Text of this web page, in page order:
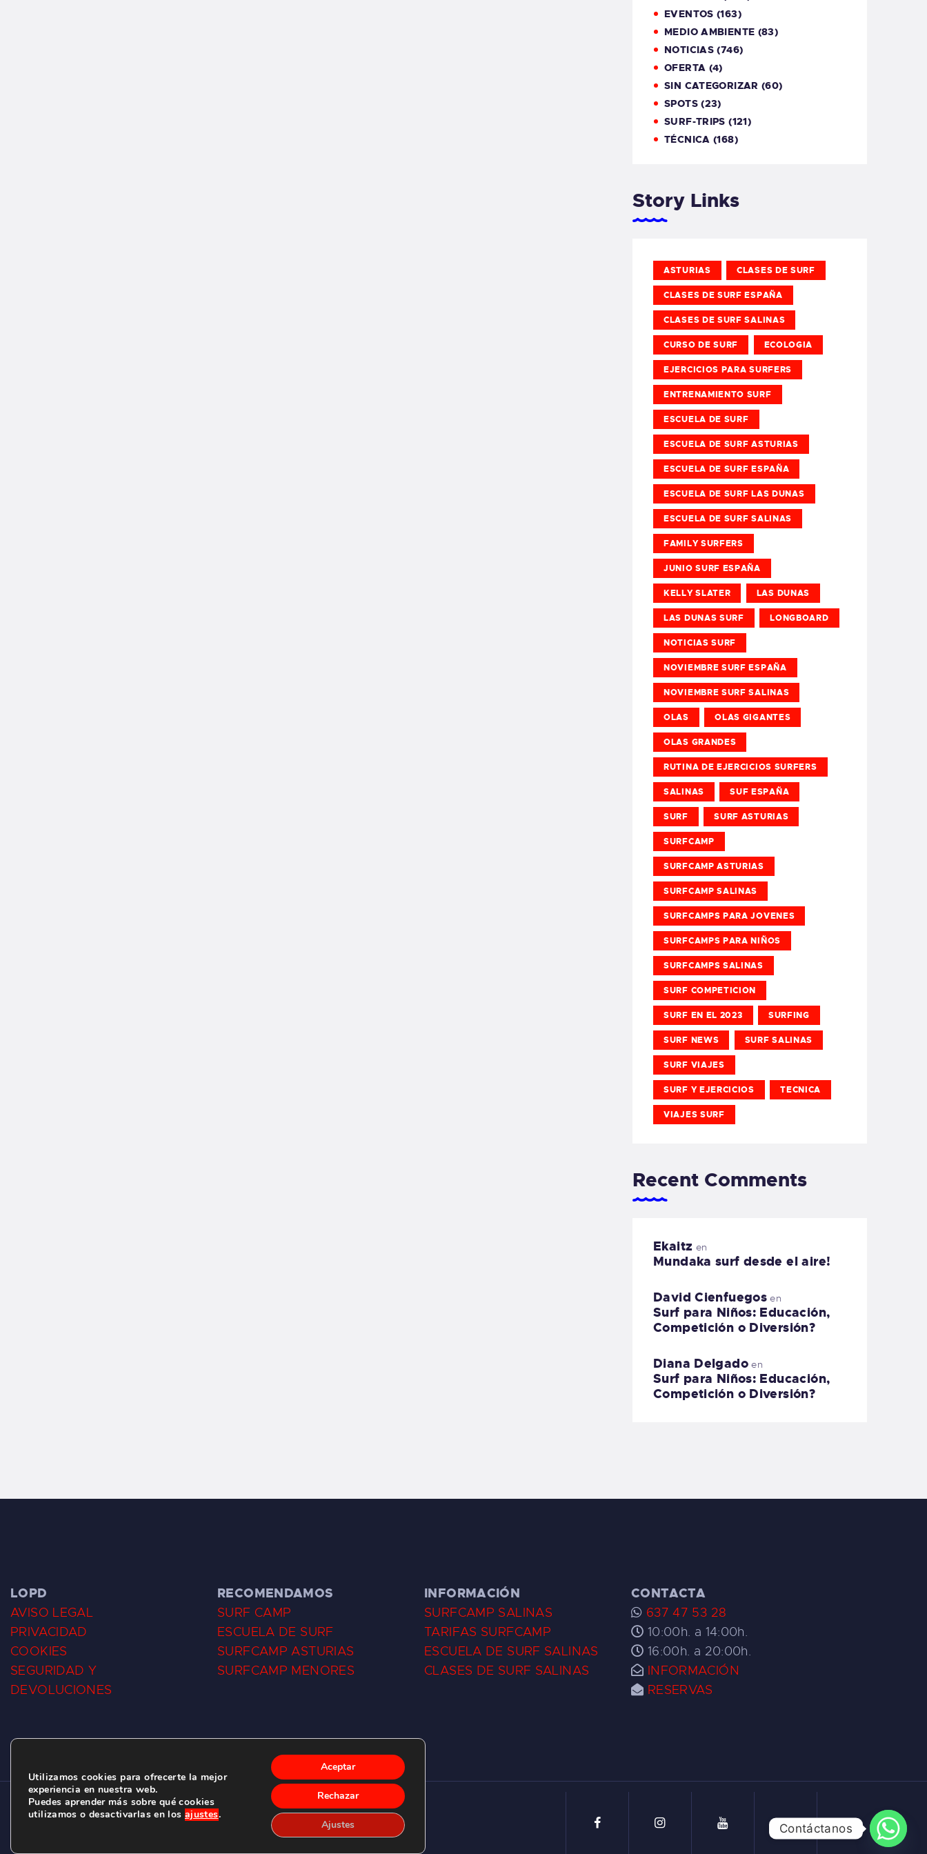
EVENTOS (163)
MEDIO AMBIENTE (83)
NOTICIAS (746)
OFERTA (4)
SIN CATEGORIZAR (60)
SPOTS(23)
SURF-TRIPS (121)
TÉCNICA (168)
Story Links
ASTURIAS CLASES DE SURF
CLASES DE SURF ESPAÑA
CLASES DE SURF SALINAS
CURSO DE SURF ECOLOGIA
EJERCICIOS PARA SURFERS
ENTRENAMIENTO SURF
ESCUELA DE SURF
ESCUELA DE SURF ASTURIAS
ESCUELA DE SURF ESPAÑA
ESCUELA DE SURF LAS DUNAS
ESCUELA DE SURF SALINAS
FAMILY SURFERS
JUNIO SURF ESPAÑA
KELLY SLATER LAS DUNAS
LAS DUNAS SURF LONGBOARD
NOTICIAS SURF
NOVIEMBRE SURF ESPAÑA
NOVIEMBRE SURF SALINAS
OLAS OLAS GIGANTES
OLAS GRANDES
RUTINA DE EJERCICIOS SURFERS
SALINAS SUF ESPAÑA
SURF SURF ASTURIAS
SURFCAMP
SURFCAMP ASTURIAS
SURFCAMP SALINAS
SURFCAMPS PARA JOVENES
SURFCAMPS PARA NIÑOS
SURFCAMPS SALINAS
SURF COMPETICION
SURF EN EL 2023 SURFING
SURF NEWS SURF SALINAS
SURF VIAJES
SURF Y EJERCICIOS TECNICA
VIAJES SURF
Recent Comments
Ekaitz en
Mundaka surf desde el aire!
David Cienfuegos en
Surf para Niños: Educación,
Competición o Diversión?
Diana Delgadoen
Surf para Niños: Educación,
Competición o Diversión?
LOPD
AVISO LEGAL
PRIVACIDAD
COOKIES
SEGURIDAD Y
DEVOLUCIONES
RECOMENDAMOS
SURF CAMP
ESCUELA DE SURF
SURFCAMP ASTURIAS
SURFCAMP MENORES
INFORMACIÓN
SURFCAMP SALINAS
TARIFAS SURFCAMP
ESCUELA DE SURF SALINAS
CLASES DE SURF SALINAS
CONTACTA
637 47 53 28
10:00h. a 14:00h.
16:00h. a 20:00h.
INFORMACIÓN
RESERVAS
CLUB DE SURF LAS DUNAS ©2026.
C/ BERNARDO ÁLVAREZ GALAN 1, SALINAS (ASTURIAS)
Utilizamos cookies para ofrecerte la mejor
experiencia en nuestra web.
Puedes aprender más sobre qué cookies
utilizamos o desactivarlas en los ajustes.
Aceptar
Rechazar
Ajustes Contáctanos